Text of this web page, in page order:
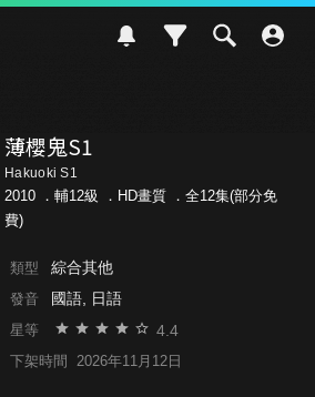
薄櫻鬼S1
Hakuoki S1
2010 ． 輔12級
．HD畫質 ．全12集(部分免
費)
類型 綜合其他
發音 國語, 日語
星等 4.4
下架時間 2026年11月12日